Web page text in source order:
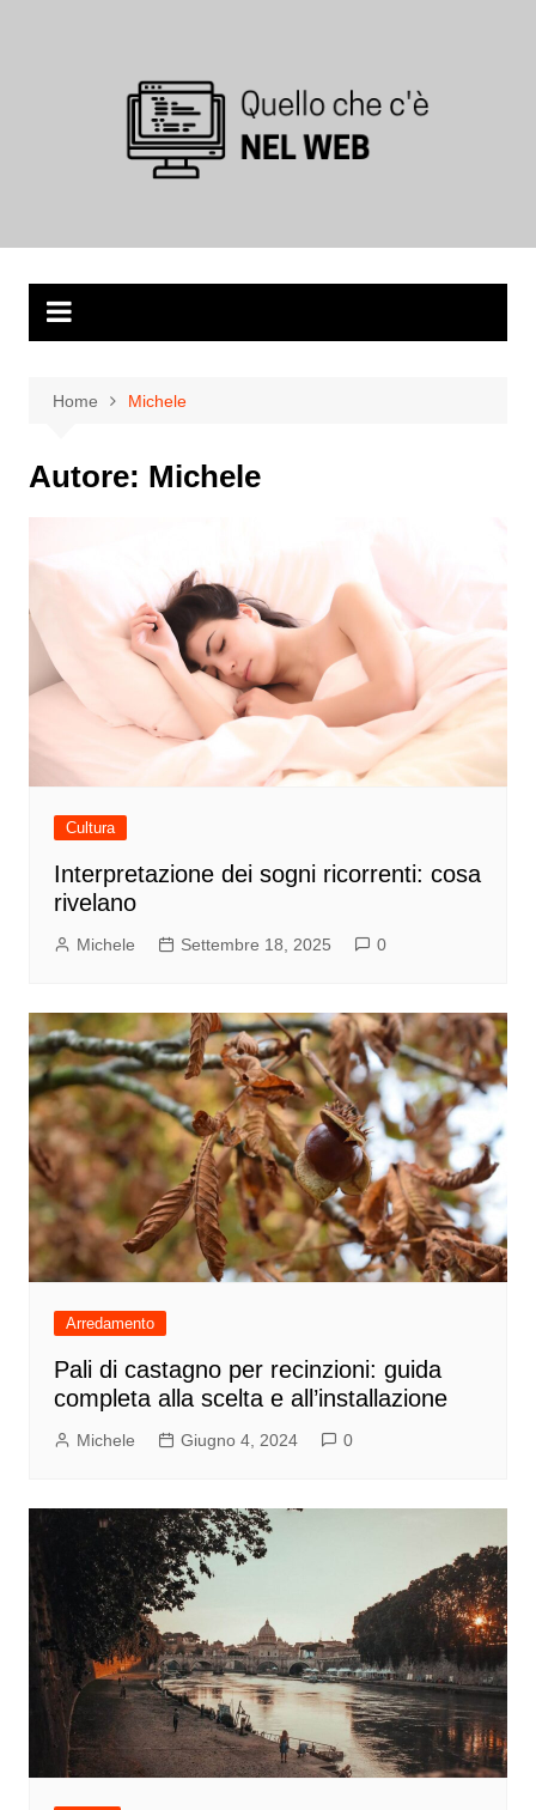
Home Michele
Autore: Michele
Cultura
Interpretazione dei sogni ricorrenti: cosa
rivelano
Michele Settembre 18, 2025 0
Arredamento
Pali di castagno per recinzioni: guida
completa alla scelta e all’installazione
Michele Giugno 4, 2024 0